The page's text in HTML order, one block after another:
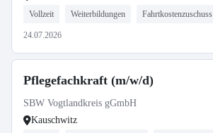
Vollzeit Weiterbildungen Fahrtkostenzuschuss
24.07.2026
Pflegefachkraft (m/w/d)
SBW Vogtlandkreis gGmbH
Kauschwitz